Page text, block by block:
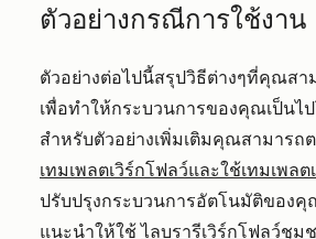
ตัวอย่างกรณีการใช้งาน
ตัวอย่างต่อไปนี้สรุปวิธีต่างๆที่คุณสา
เพื่อทำให้กระบวนการของคุณเป็นไ
สำหรับตัวอย่างเพิ่มเติมคุณสามารถ
เทมเพลตเวิร์กโฟลว์และใช้เทมเพลต
ปรับปรุงกระบวนการอัตโนมัติของคุ
แนะนำให้ใช้ไลบรารีเวิร์กโฟลว์ชุม